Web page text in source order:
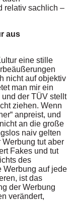
relativ sachlich –
aus
eine stille
nicht auf objektiv
man mir ein
der TÜV stellt
ziehen. Wenn
anpreist, und
an die große
naiv gelten
tut aber
Fakes und tut
des
Werbung auf jede
ist das
der Werbung
verändert,